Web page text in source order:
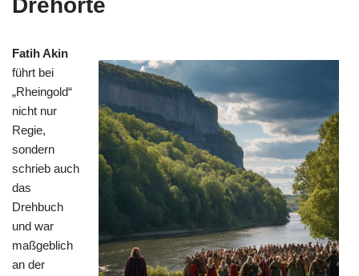
Drehorte
Fatih Akin
führt bei
„Rheingold“
nicht nur
Regie,
sondern
schrieb auch
das
Drehbuch
und war
maßgeblich
an der